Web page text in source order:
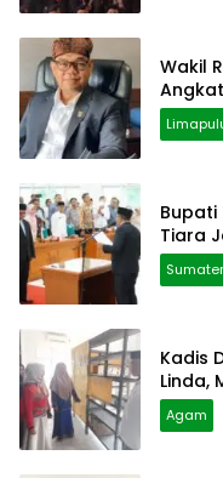
Wakil
Bupati
Tiara
Kadis
Linda,
Agam